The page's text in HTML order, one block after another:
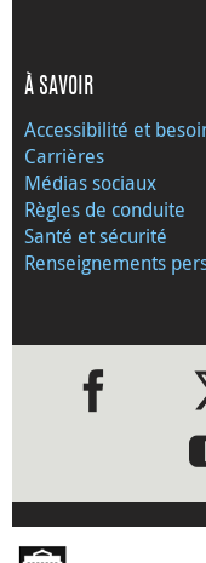
À SAVOIR
Accessibilité et
Carrières
Médias sociaux
Règles de conduite
Santé et sécurité
Renseignements